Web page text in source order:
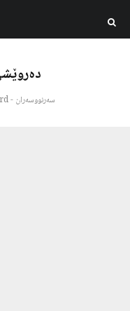
سەرنووسەران - Editorial board